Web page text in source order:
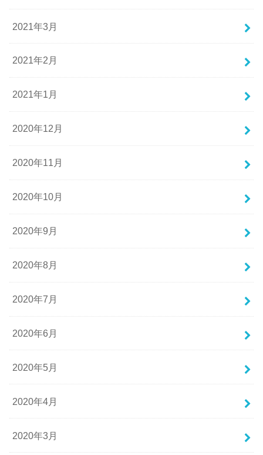
2021年3月
2021年2月
2021年1月
2020年12月
2020年11月
2020年10月
2020年9月
2020年8月
2020年7月
2020年6月
2020年5月
2020年4月
2020年3月